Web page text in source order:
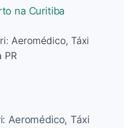
na Curitiba
Aeromédico, Táxi